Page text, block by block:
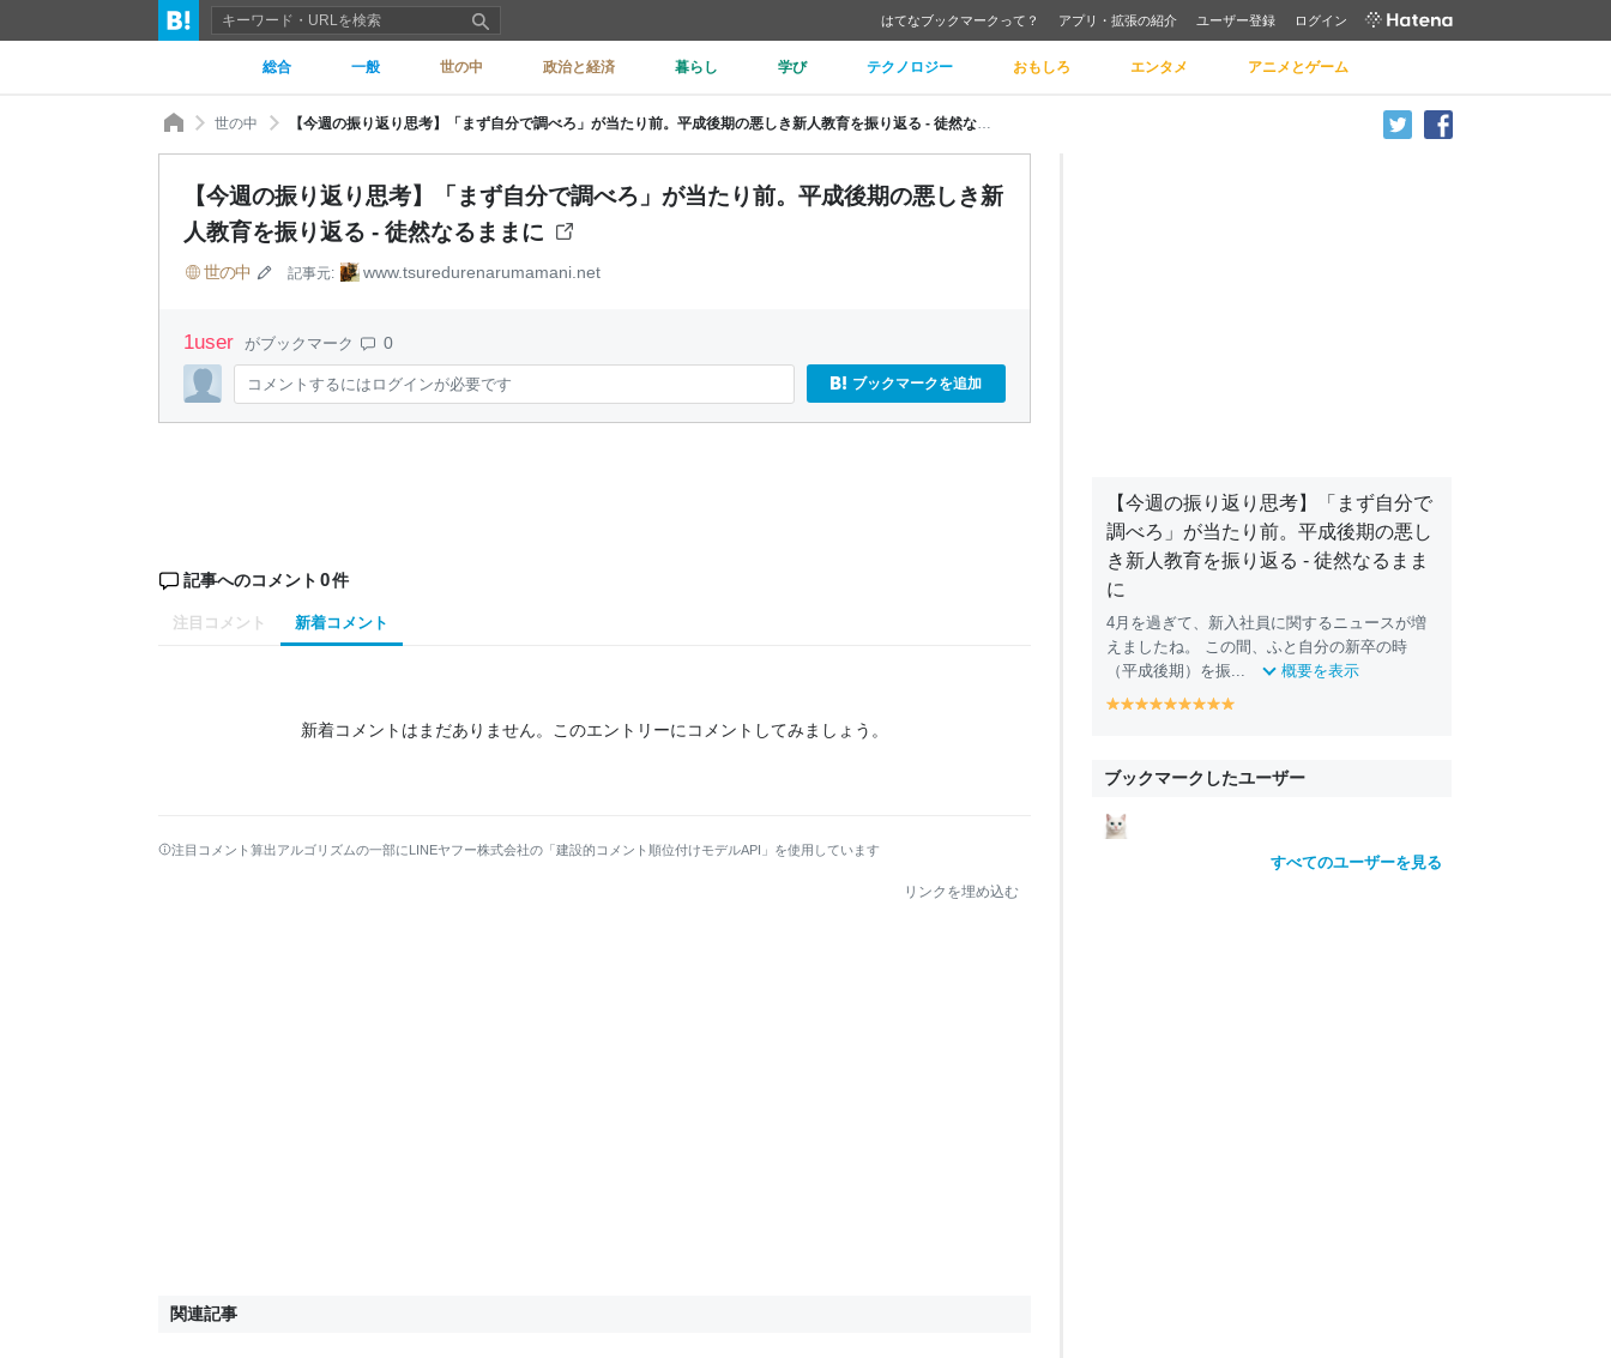
はてなブックマークって？ アプリ・拡張の紹介 ユーザー登録 ログイン
総合 一般 世の中 政治と経済 暮らし 学び テクノロジー おもしろ エンタメ アニメとゲーム
世の中
【今週の振り返り思考】「まず自分で調べろ」が当たり前。平成後期の悪しき新
人教育を振り返る - 徒然なるままに
世の中 記事元: www.tsuredurenarumamani.net
1user がブックマーク 0
コメントするにはログインが必要です ブックマークを追加
記事へのコメント 0件
注目コメント 新着コメント
新着コメントはまだありません。 このエントリーにコメントしてみましょう。
注目コメント算出アルゴリズムの一部にLINEヤフー株式会社の「建設的コメント順位付けモデルAPI」を使用しています
リンクを埋め込む
関連記事
【今週の振り返り思考】「まず自分で
調べろ」が当たり前。平成後期の悪し
き新人教育を振り返る - 徒然なるまま
に
4月を過ぎて、新入社員に関するニュースが増
えましたね。 この間、ふと自分の新卒の時
（平成後期）を振...
概要を表示
y
o
y
o
y
o
y
o
y
o
y
o
y
o
y
o o
ブックマークしたユーザー
すべてのユーザーを見る